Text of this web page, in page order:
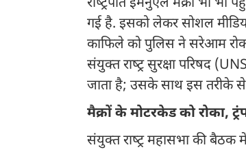
गई है. इसको लेकर सोशल
काफिले को पुलिस ने सरेआम रोक
संयुक्‍त राष्‍ट्र सुरक्षा परिषद
जाता है; उसके साथ इस तरीके से
मैक्रों के मोटरकेड को रोका,
संयुक्‍त राष्‍ट्र महासभा की बैठक